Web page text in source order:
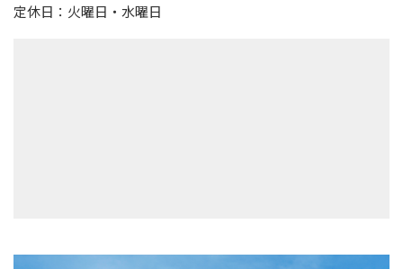
定休日：火曜日・水曜日